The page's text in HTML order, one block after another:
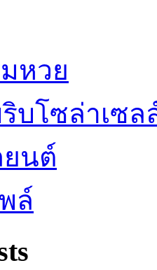
หวย
บโซล่าเซล
นต์
ล์